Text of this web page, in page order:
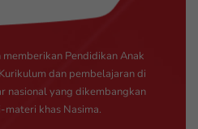
Pendidikan Anak
dan pembelajaran di
nasional yang dikembangkan
khas Nasima.